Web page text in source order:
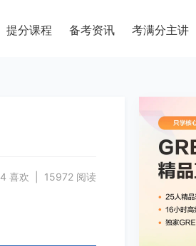
提分课程 备考资讯 考满分主讲
4 喜欢 | 15972 阅读